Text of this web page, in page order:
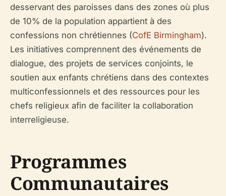
desservant des paroisses dans des zones où plus
de 10% de la population appartient à des
confessions non chrétiennes (CofE Birmingham).
Les initiatives comprennent des événements de
dialogue, des projets de services conjoints, le
soutien aux enfants chrétiens dans des contextes
multiconfessionnels et des ressources pour les
chefs religieux afin de faciliter la collaboration
interreligieuse.
Programmes
Communautaires